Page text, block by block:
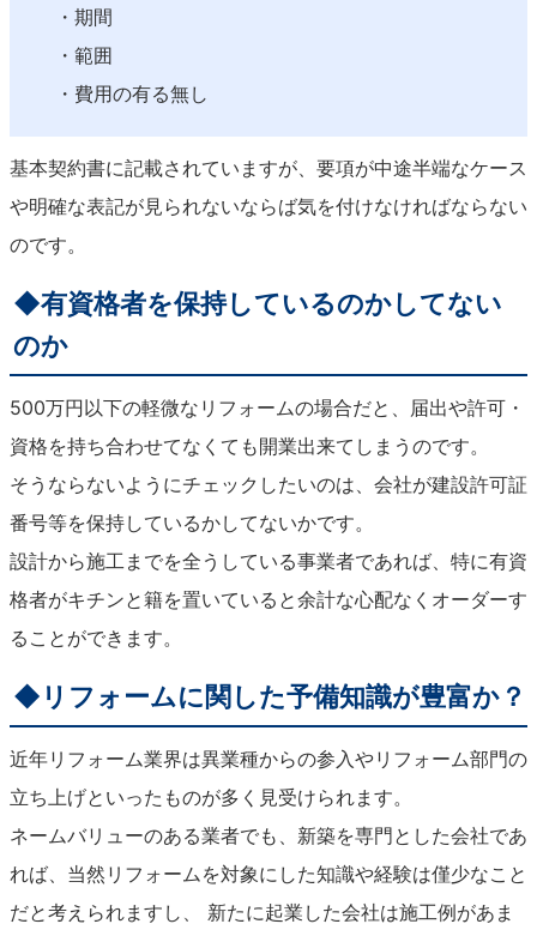
・期間
・範囲
・費用の有る無し
基本契約書に記載されていますが、要項が中途半端なケース
や明確な表記が見られないならば気を付けなければならない
のです。
◆有資格者を保持しているのかしてない
のか
500万円以下の軽微なリフォームの場合だと、届出や許可・
資格を持ち合わせてなくても開業出来てしまうのです。
そうならないようにチェックしたいのは、会社が建設許可証
番号等を保持しているかしてないかです。
設計から施工までを全うしている事業者であれば、特に有資
格者がキチンと籍を置いていると余計な心配なくオーダーす
ることができます。
◆リフォームに関した予備知識が豊富か？
近年リフォーム業界は異業種からの参入やリフォーム部門の
立ち上げといったものが多く見受けられます。
ネームバリューのある業者でも、新築を専門とした会社であ
れば、当然リフォームを対象にした知識や経験は僅少なこと
だと考えられますし、 新たに起業した会社は施工例があま